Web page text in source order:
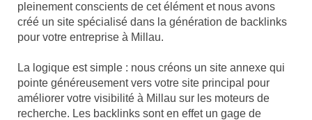
pleinement conscients de cet élément et nous avons
créé un site spécialisé dans la génération de backlinks
pour votre entreprise à Millau.
La logique est simple : nous créons un site annexe qui
pointe généreusement vers votre site principal pour
améliorer votre visibilité à Millau sur les moteurs de
recherche. Les backlinks sont en effet un gage de